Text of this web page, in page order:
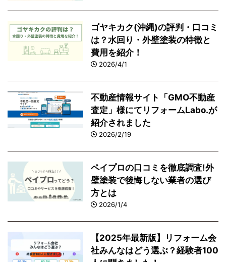
ゴヤキカク(沖縄)の評判・口コミ
は？水回り・外壁塗装の特徴と
費用を紹介！
2026/4/1
不動産情報サイト「GMO不動産
査定」様にてリフォームLabo.が
紹介されました
2026/2/19
ペイプロの口コミを徹底調査!外
壁塗装で後悔しない業者の選び
方とは
2026/1/4
【2025年最新版】リフォーム会
社みんなはどう選ぶ？経験者100